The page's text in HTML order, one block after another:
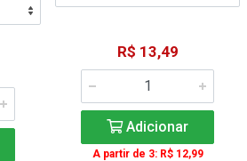
R$ 13,49
Adicionar
A partir de 3: R$ 12,99